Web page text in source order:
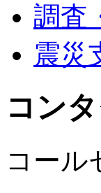
調査
震災
コン
コール